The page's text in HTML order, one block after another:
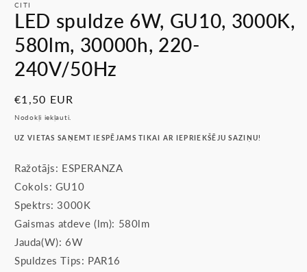
modālā
režīmā
CITI
LED spuldze 6W, GU10, 3000K,
580lm, 30000h, 220-
240V/50Hz
Parastā
cena
€1,50 EUR
Nodokļi iekļauti.
UZ VIETAS SAŅEMT IESPĒJAMS TIKAI AR IEPRIEKŠĒJU SAZIŅU!
Ražotājs: ESPERANZA
Cokols: GU10
Spektrs: 3000K
Gaismas atdeve (lm): 580lm
Jauda(W): 6W
Spuldzes Tips: PAR16